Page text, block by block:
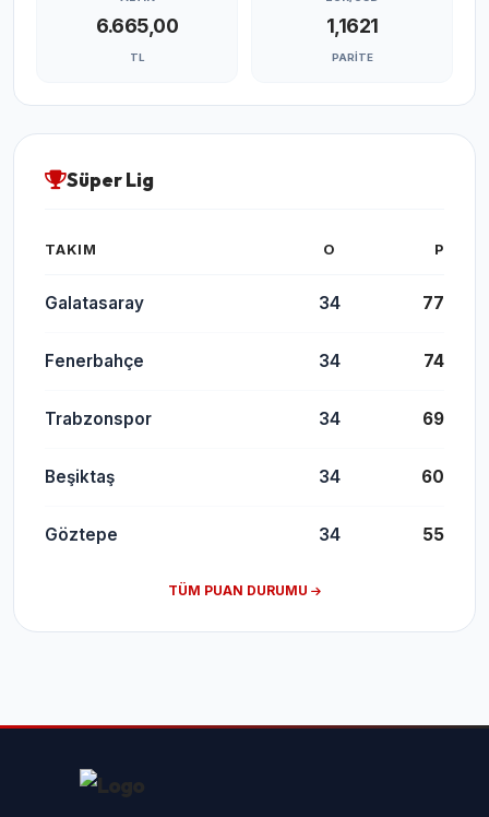
6.665,00
TL
1,1621
PARITE
Süper Lig
TAKIM O P
Galatasaray 34 77
Fenerbahçe 34 74
Trabzonspor 34 69
Beşiktaş 34 60
Göztepe 34 55
TÜM PUAN DURUMU